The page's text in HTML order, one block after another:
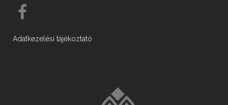
Adatkezelési tájékoztató